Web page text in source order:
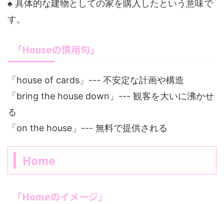
♠ 具体的な建物としての家を購入したという意味で
す。
「Houseの慣用句」
「house of cards」--- 不安定な計画や構造
「bring the house down」--- 観客を大いに沸かせ
る
「on the house」--- 無料で提供される
Home
「Homeのイメージ」